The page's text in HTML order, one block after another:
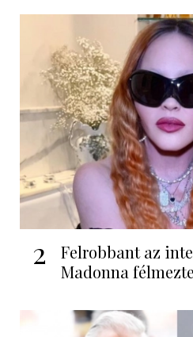
2
Felrobbant az
Madonna